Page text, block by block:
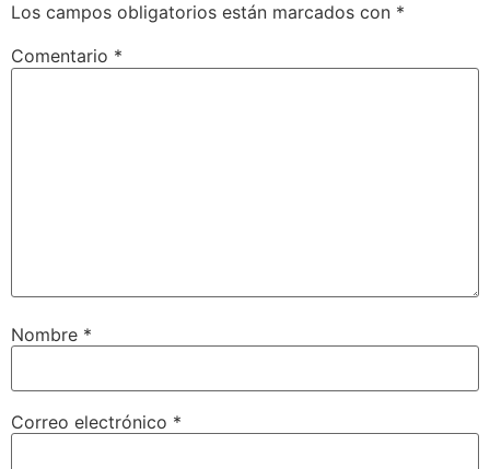
Los campos obligatorios están marcados con *
Comentario *
Nombre *
Correo electrónico *